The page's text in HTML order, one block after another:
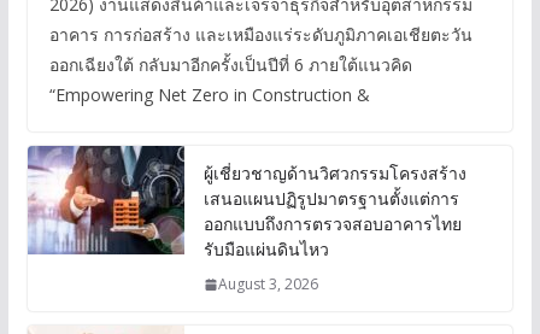
2026) งานแสดงสินค้าและเจรจาธุรกิจสำหรับอุตสาหกรรม
อาคาร การก่อสร้าง และเหมืองแร่ระดับภูมิภาคเอเชียตะวัน
ออกเฉียงใต้ กลับมาอีกครั้งเป็นปีที่ 6 ภายใต้แนวคิด
“Empowering Net Zero in Construction &
ผู้เชี่ยวชาญด้านวิศวกรรมโครงสร้าง
เสนอแผนปฏิรูปมาตรฐานตั้งแต่การ
ออกแบบถึงการตรวจสอบอาคารไทย
รับมือแผ่นดินไหว
August 3, 2026